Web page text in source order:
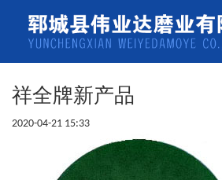
祥全牌新产品
2020-04-21 15:33